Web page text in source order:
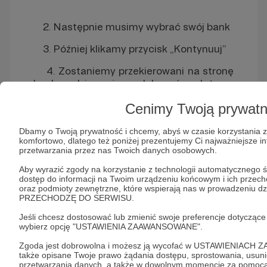
Cenimy Twoją
Dbamy o Twoją prywatność i chcemy, abyś w czasie korzystania z
komfortowo, dlatego też poniżej prezentujemy Ci najważniejsze
przetwarzania przez nas Twoich danych osobowych.
Aby wyrazić zgody na korzystanie z technologii automatycznego
dostęp do informacji na Twoim urządzeniu końcowym i ich
oraz podmioty zewnętrzne, które wspierają nas w prowadzeniu
PRZECHODZĘ DO SERWISU.
Jeśli chcesz dostosować lub zmienić swoje preferencje
wybierz opcję "USTAWIENIA ZAAWANSOWANE".
Zgoda jest dobrowolna i możesz ją wycofać w USTAWIENIACH
także opisane Twoje prawo żądania dostępu, sprostowania,
przetwarzania danych, a także w dowolnym momencie za
2. Następnie musimy wybrać swój bank
3. Później klikamy przycisk „Kontynuuj”
4. Zostaniemy przekierowani na stronę
banku, gdzie możemy dokonać zapłaty.
, który również pozwala na
zautomatyzowanie wpłat: po ustawieniu
zlecenia, co miesiąc dana kwota będzie
pobierana z karty przypisanej do konta
PayPal i trafi do wybranego Autora
Po wyborze tej metody zostaniemy
przekierowani na stronę PayPala
Po zalogowaniu wystarczy kliknąć
przycisk „Akceptuję i chcę